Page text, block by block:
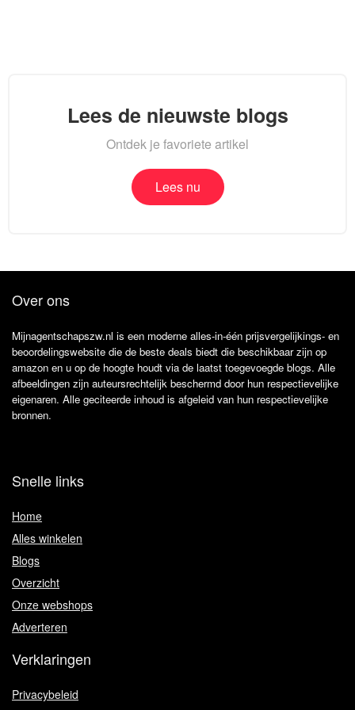
Lees de nieuwste blogs
Ontdek je favoriete artikel
Lees nu
Over ons
Mijnagentschapszw.nl is een moderne alles-in-één prijsvergelijkings- en
beoordelingswebsite die de beste deals biedt die beschikbaar zijn op
amazon en u op de hoogte houdt via de laatst toegevoegde blogs. Alle
afbeeldingen zijn auteursrechtelijk beschermd door hun respectievelijke
eigenaren. Alle geciteerde inhoud is afgeleid van hun respectievelijke
bronnen.
Snelle links
Home
Alles winkelen
Blogs
Overzicht
Onze webshops
Adverteren
Verklaringen
Privacybeleid